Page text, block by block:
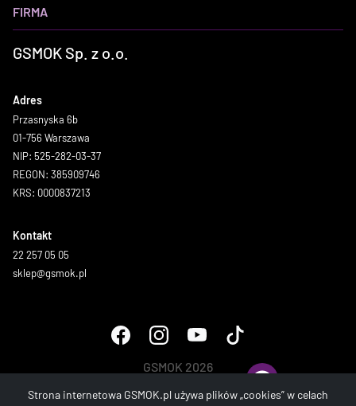
FIRMA
GSMOK Sp. z o.o.
Adres
Przasnyska 6b
01-756 Warszawa
NIP: 525-282-03-37
REGON: 385909746
KRS: 0000837213
Kontakt
22 257 05 05
sklep@gsmok.pl
GSMOK 2026
Strona internetowa GSMOK.pl używa plików „cookies” w celach